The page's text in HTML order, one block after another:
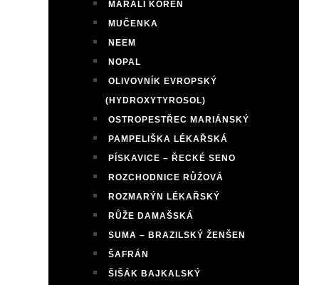
MARALÍ KOŘEN
MUČENKA
NEEM
NOPAL
OLIVOVNÍK EVROPSKÝ
(HYDROXYTYROSOL)
OSTROPESTŘEC MARIÁNSKÝ
PAMPELIŠKA LÉKAŘSKÁ
PÍSKAVICE – ŘECKÉ SENO
ROZCHODNICE RŮŽOVÁ
ROZMARÝN LÉKAŘSKÝ
RŮŽE DAMAŠSKÁ
SUMA – BRAZILSKÝ ŽENŠEN
ŠAFRÁN
ŠIŠÁK BAJKALSKÝ